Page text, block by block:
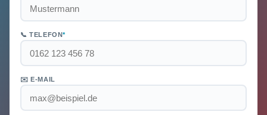
📞 TELEFON*
✉️ E-MAIL